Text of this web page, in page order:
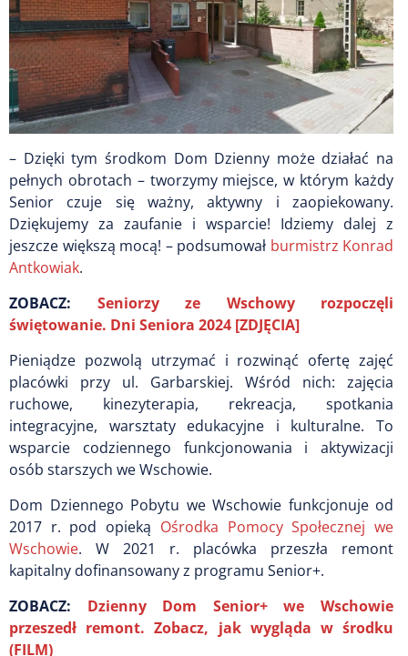
– Dzięki tym środkom Dom Dzienny może działać na
pełnych obrotach – tworzymy miejsce, w którym każdy
Senior czuje się ważny, aktywny i zaopiekowany.
Dziękujemy za zaufanie i wsparcie! Idziemy dalej z
jeszcze większą mocą! – podsumował burmistrz Konrad
Antkowiak.
ZOBACZ: Seniorzy ze Wschowy rozpoczęli
świętowanie. Dni Seniora 2024 [ZDJĘCIA]
Pieniądze pozwolą utrzymać i rozwinąć ofertę zajęć
placówki przy ul. Garbarskiej. Wśród nich: zajęcia
ruchowe, kinezyterapia, rekreacja, spotkania
integracyjne, warsztaty edukacyjne i kulturalne. To
wsparcie codziennego funkcjonowania i aktywizacji
osób starszych we Wschowie.
Dom Dziennego Pobytu we Wschowie funkcjonuje od
2017 r. pod opieką Ośrodka Pomocy Społecznej we
Wschowie. W 2021 r. placówka przeszła remont
kapitalny dofinansowany z programu Senior+.
ZOBACZ: Dzienny Dom Senior+ we Wschowie
przeszedł remont. Zobacz, jak wygląda w środku
(FILM)